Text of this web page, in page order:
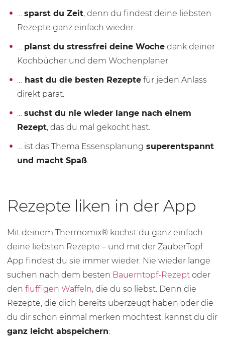
… sparst du Zeit, denn du findest deine liebsten
Rezepte ganz einfach wieder.
… planst du stressfrei deine Woche dank deiner
Kochbücher und dem Wochenplaner.
… hast du die besten Rezepte für jeden Anlass
direkt parat.
… suchst du nie wieder lange nach einem
Rezept, das du mal gekocht hast.
… ist das Thema Essensplanung superentspannt
und macht Spaß.
Rezepte liken in der App
Mit deinem Thermomix® kochst du ganz einfach
deine liebsten Rezepte – und mit der ZauberTopf
App findest du sie immer wieder. Nie wieder lange
suchen nach dem besten Bauerntopf-Rezept oder
den fluffigen Waffeln, die du so liebst. Denn die
Rezepte, die dich bereits überzeugt haben oder die
du dir schon einmal merken möchtest, kannst du dir
ganz leicht abspeichern: